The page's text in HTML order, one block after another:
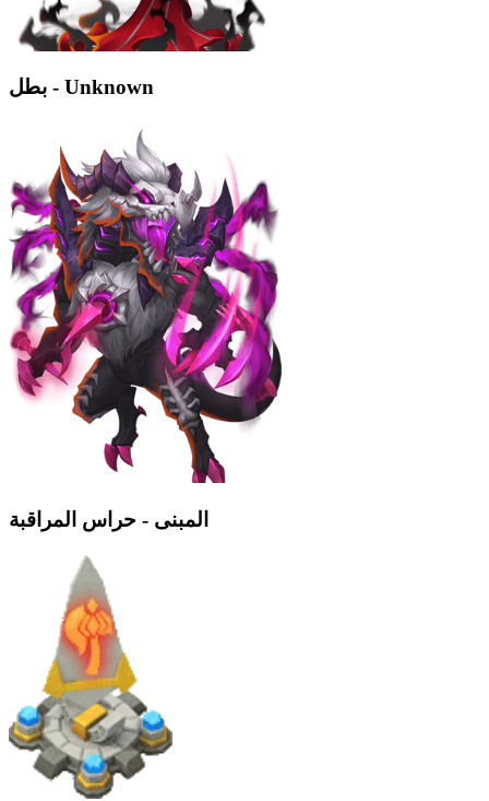
بطل - Unknown
المبنى - حراس المراقبة